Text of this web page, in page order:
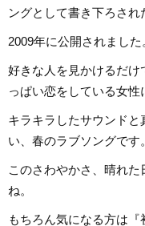
ングとして書き下ろされ
2009年に公開されました
好きな人を見かけるだ
っぱい恋をしている女性
キラキラしたサウンド
い、春のラブソングです。
このさわやかさ、晴れ
ね。
もちろん気になる方は